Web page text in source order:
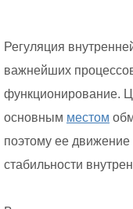
Регуляция
важнейших
функционирование.
основным местом
поэтому ее
стабильности